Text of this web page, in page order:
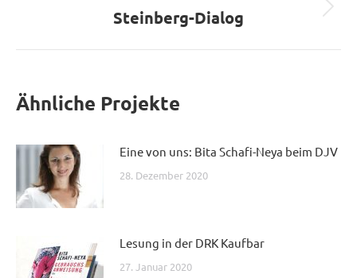
Nächster
Steinberg-Dialog
Ähnliche Projekte
Eine von uns: Bita Schafi-Neya beim DJV
28. Dezember 2020
Lesung in der DRK Kaufbar
27. Januar 2020